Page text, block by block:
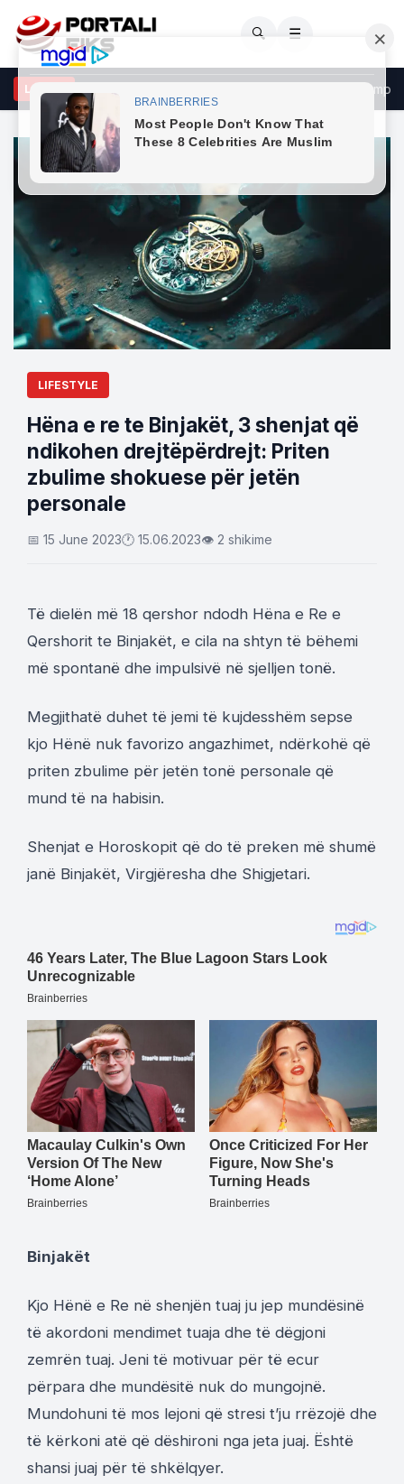
🔍 ☰
LAJME
i Kanye West shkakton përplasje me kalendarin e
LIFESTYLE
Hëna e re te Binjakët, 3 shenjat që
ndikohen drejtëpërdrejt: Priten
zbulime shokuese për jetën
personale
📅 15 June 2023🕐 15.06.2023👁 2 shikime
Të dielën më 18 qershor ndodh Hëna e Re e
Qershorit te Binjakët, e cila na shtyn të bëhemi
më spontanë dhe impulsivë në sjelljen tonë.
Megjithatë duhet të jemi të kujdesshëm sepse
kjo Hënë nuk favorizo angazhimet, ndërkohë që
priten zbulime për jetën tonë personale që
mund të na habisin.
Shenjat e Horoskopit që do të preken më shumë
janë Binjakët, Virgjëresha dhe Shigjetari.
Binjakët
Kjo Hënë e Re në shenjën tuaj ju jep mundësinë
të akordoni mendimet tuaja dhe të dëgjoni
zemrën tuaj. Jeni të motivuar për të ecur
përpara dhe mundësitë nuk do mungojnë.
Mundohuni të mos lejoni që stresi t’ju rrëzojë dhe
të kërkoni atë që dëshironi nga jeta juaj. Është
shansi juaj për të shkëlqyer.